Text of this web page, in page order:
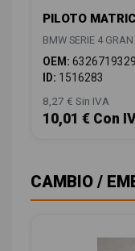
PILOTO
BMW SERIE 4
OEM:
ID: 1516283
8,27 € Sin IVA
10,01 € Con
CAMBIO /